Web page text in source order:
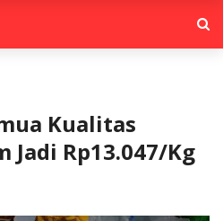
Kualitas
Jadi Rp13.047/Kg